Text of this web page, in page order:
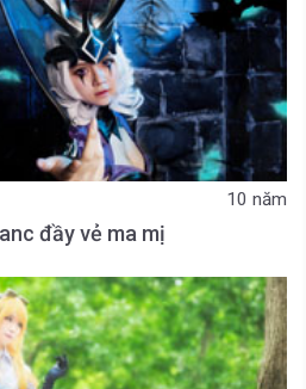
10 năm
đầy vẻ ma mị